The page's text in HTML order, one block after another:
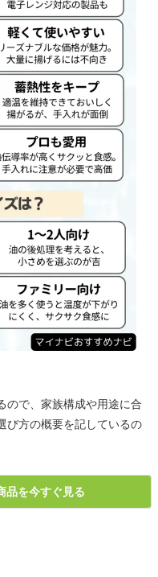
ので、家族構成や用途に合
び方の概要を記しているの
品を今すぐ見る